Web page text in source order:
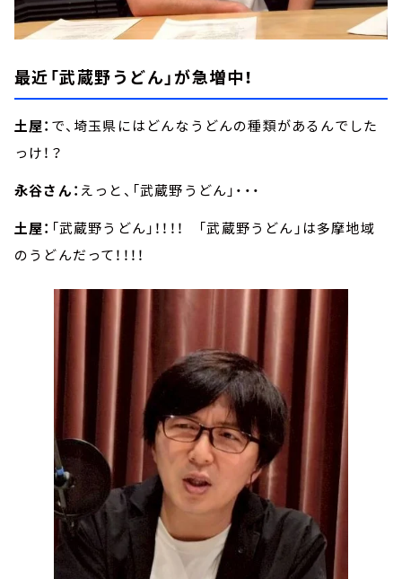
最近「武蔵野うどん」が急増中！
土屋： で、埼玉県にはどんなうどんの種類があるんでした
っけ！？
永谷さん： えっと、「武蔵野うどん」・・・
土屋： 「武蔵野うどん」！！！！ 「武蔵野うどん」は多摩地域
のうどんだって！！！！